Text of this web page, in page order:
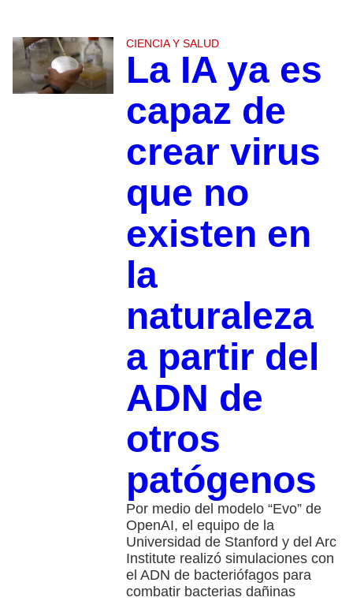
CIENCIA Y SALUD
La IA ya es
capaz de
crear virus
que no
existen en
la
naturaleza
a partir del
ADN de
otros
patógenos
Por medio del modelo “Evo” de
OpenAI, el equipo de la
Universidad de Stanford y del Arc
Institute realizó simulaciones con
el ADN de bacteriófagos para
combatir bacterias dañinas